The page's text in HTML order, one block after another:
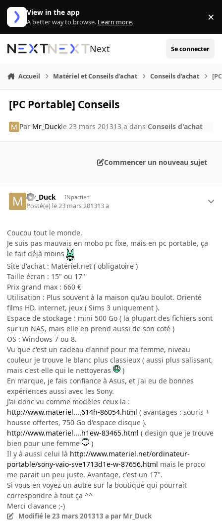
Aller au contenu
View in the app
A better way to browse. Learn more. ×
Next Se connecter
Accueil Matériel et Conseils d'achat Conseils d'achat
[PC Portable] Conseils
Par Mr_Duckle 23 mars 201313 a dans Conseils d'achat
Commencer un nouveau sujet
Mr_Duck INpactien
Posté(e) le 23 mars 201313 a
Coucou tout le monde,
Je suis pas mauvais en mobo pc fixe, mais en pc portable, ça
le fait déjà moins
Site d'achat : Matériel.net ( obligatoire )
Taille écran : 15" ou 17"
Prix grand max : 660 €
Utilisation : Plus souvent à la maison qu'au boulot. Orienté
films HD, internet, jeux ( Sims 3 uniquement ).
Espace de stockage : mini 500 Go ( la plupart des fichiers sont
sur un NAS, mais elle en prend aussi de son coté )
OS : Windows 7 ou 8.
Vu que c'est un cadeau d'annif pour ma femme, niveau
couleur je trouve le blanc plus classieux ( aussi plus salissant,
mais c'est elle qui le nettoyeras
)
En marque, je fais confiance à Asus, et j'ai eu de bonnes
expériences aussi avec les Sony.
J'ai donc vu comme modèles ceux la :
http://www.materiel....614h-86054.html ( avantages : souris +
housse offertes, 750 Go d'espace disque ).
http://www.materiel....h1ew-83465.html ( design que je trouve
bien pour une femme
)
Il y à aussi celui là http://www.materiel.net/ordinateur-
portable/sony-vaio-sve1713d1e-w-87656.html mais le proco
me parait un peu juste. Avantage, c'est un 17".
Si vous en voyez un autre sur la boutique qui pourrait
correspondre à tout ça ^^
Merci d'avance ;-)
Modifié le 23 mars 201313 a par Mr_Duck